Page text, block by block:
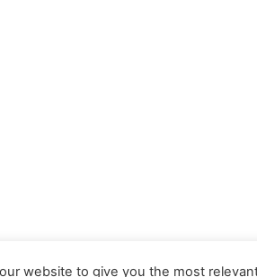
website to give you the most